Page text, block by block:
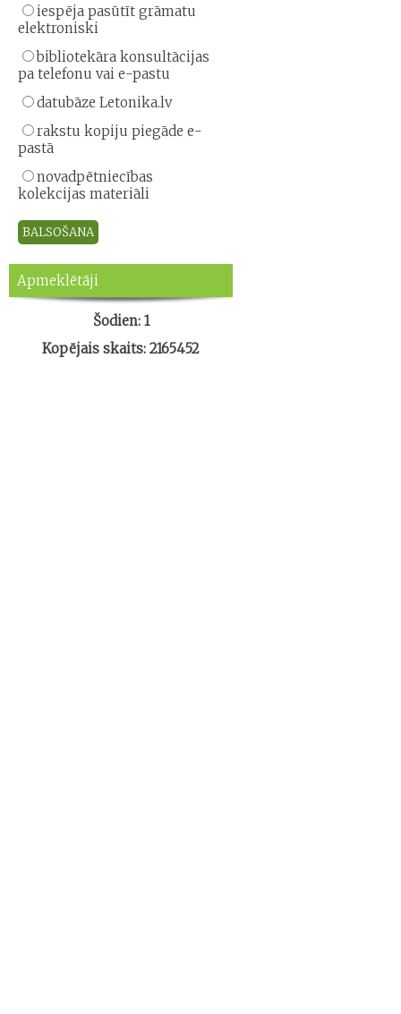
iespēja pasūtīt grāmatu
elektroniski
bibliotekāra konsultācijas
pa telefonu vai e-pastu
datubāze Letonika.lv
rakstu kopiju piegāde e-
pastā
novadpētniecības
kolekcijas materiāli
Apmeklētāji
Šodien: 1
Kopējais skaits: 2165452